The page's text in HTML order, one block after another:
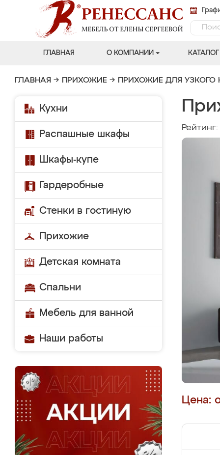
ГЛАВНАЯ О КОМПАНИИ КАТАЛОГ
ГЛАВНАЯ → ПРИХОЖИЕ → ПРИХОЖИЕ ДЛЯ УЗКОГО
Кухни
Распашные шкафы
Шкафы-купе
Гардеробные
Стенки в гостиную
Прихожие
Детская комната
Спальни
Мебель для ванной
Наши работы
Рейтинг:
Цена: